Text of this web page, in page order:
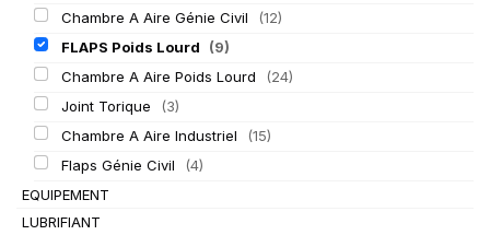
Chambre A Aire Génie Civil
(12)
FLAPS Poids Lourd
(9)
Chambre A Aire Poids Lourd
(24)
Joint Torique
(3)
Chambre A Aire Industriel
(15)
Flaps Génie Civil
(4)
EQUIPEMENT
LUBRIFIANT